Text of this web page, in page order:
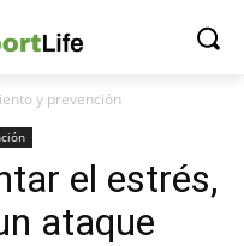
y prevención
el estrés,
ataque